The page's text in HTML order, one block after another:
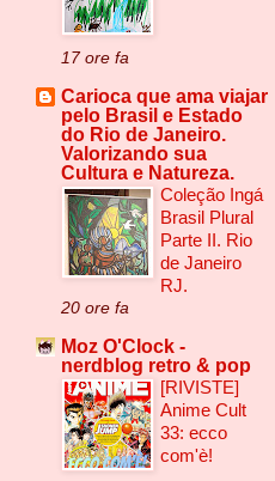
17 ore fa
Carioca que ama viajar
pelo Brasil e Estado
do Rio de Janeiro.
Valorizando sua
Cultura e Natureza.
Coleção Ingá
Brasil Plural
Parte II. Rio
de Janeiro
RJ.
20 ore fa
Moz O'Clock -
nerdblog retro & pop
[RIVISTE]
Anime Cult
33: ecco
com'è!